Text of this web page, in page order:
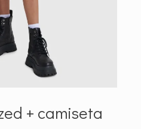
+ camiseta